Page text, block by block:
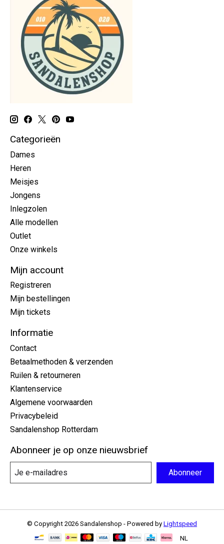
Categorieën
Dames
Heren
Meisjes
Jongens
Inlegzolen
Alle modellen
Outlet
Onze winkels
Mijn account
Registreren
Mijn bestellingen
Mijn tickets
Informatie
Contact
Betaalmethoden & verzenden
Ruilen & retourneren
Klantenservice
Algemene voorwaarden
Privacybeleid
Sandalenshop Rotterdam
Abonneer je op onze nieuwsbrief
Abonneer
© Copyright 2026 Sandalenshop - Powered by Lightspeed
NL